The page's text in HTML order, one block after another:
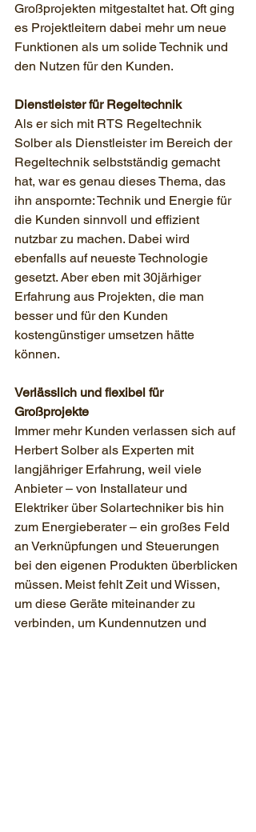
Großprojekten mitgestaltet hat. Oft ging
es Projektleitern dabei mehr um neue
Funktionen als um solide Technik und
den Nutzen für den Kunden.
Dienstleister für Regeltechnik
Als er sich mit RTS Regeltechnik
Solber als Dienstleister im Bereich der
Regeltechnik selbstständig gemacht
hat, war es genau dieses Thema, das
ihn anspornte: Technik und Energie für
die Kunden sinnvoll und effizient
nutzbar zu machen. Dabei wird
ebenfalls auf neueste Technologie
gesetzt. Aber eben mit 30järhiger
Erfahrung aus Projekten, die man
besser und für den Kunden
kostengünstiger umsetzen hätte
können.
Verlässlich und flexibel für
Großprojekte
Immer mehr Kunden verlassen sich auf
Herbert Solber als Experten mit
langjähriger Erfahrung, weil viele
Anbieter – von Installateur und
Elektriker über Solartechniker bis hin
zum Energieberater – ein großes Feld
an Verknüpfungen und Steuerungen
bei den eigenen Produkten überblicken
müssen. Meist fehlt Zeit und Wissen,
um diese Geräte miteinander zu
verbinden, um Kundennutzen und